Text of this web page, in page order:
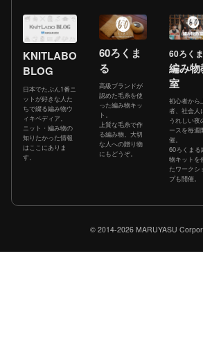
KNITLABO
BLOG
日本でたぶん1番ニ
ットが好きな人た
ちで綴る編み物ウ
ィキペディア。
ニット・編み物の
知りたかった情報
はここにありま
す。
60ろくま
る
高級ブランドが
認めた毛糸を使
った編み物キッ
ト。
上質な毛糸で作
る編み物。大切
な人への贈り物
にもどうぞ。
60ろく
編み物
室
初心者から
者、社会人
うれしい夜
ースを毎週
催。
60ろくまる
物キットを
たワークシ
プも開催。
© 2014-2026 MARUYASU